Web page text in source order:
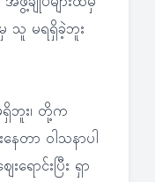
သူ မရရှိခဲ့ဘူး
မရှိဘူး၊ တို့က
တာ ဝါသနာပါ
ောင်းပြီး ရှာ